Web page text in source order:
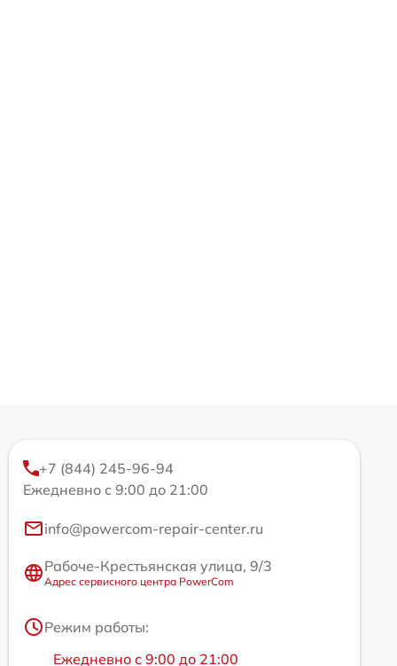
+7 (844) 245-96-94
Ежедневно с 9:00 до 21:00
info@powercom-repair-center.ru
Рабоче-Крестьянская улица, 9/3
Адрес сервисного центра PowerCom
Режим работы:
Ежедневно с 9:00 до 21:00